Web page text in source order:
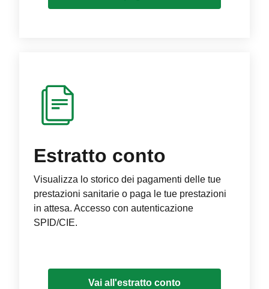
Estratto conto
Visualizza lo storico dei pagamenti delle tue
prestazioni sanitarie o paga le tue prestazioni
in attesa. Accesso con autenticazione
SPID/CIE.
Vai all'estratto conto